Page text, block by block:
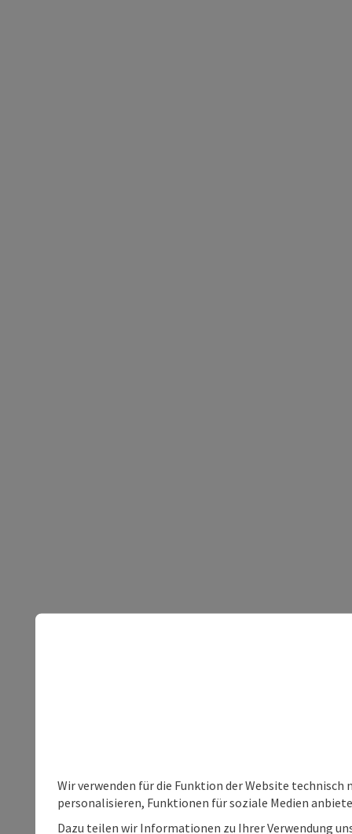
Wir verwenden für die Funktion der Website
personalisieren, Funktionen für soziale Medien
Dazu teilen wir Informationen zu Ihrer Verwendung